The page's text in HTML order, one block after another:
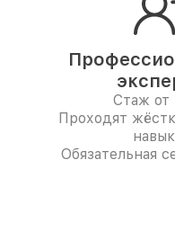
Стаж от
Проходят
Обязательная